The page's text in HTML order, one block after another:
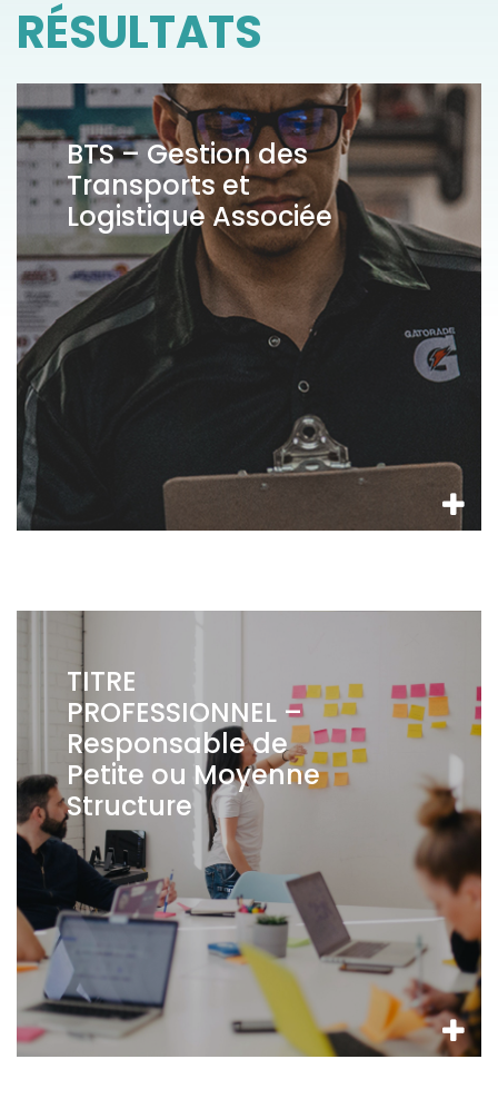
RÉSULTATS
BTS – Gestion des
Transports et
Logistique Associée
TITRE
PROFESSIONNEL –
Responsable de
Petite ou Moyenne
Structure